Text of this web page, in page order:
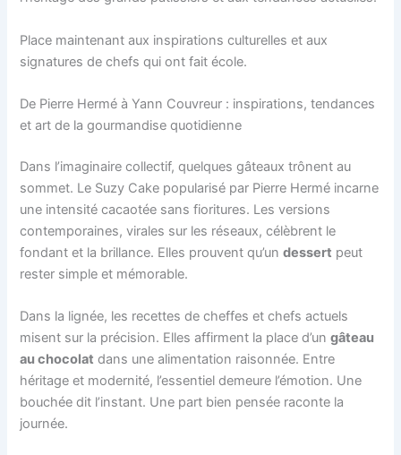
Place maintenant aux inspirations culturelles et aux
signatures de chefs qui ont fait école.
De Pierre Hermé à Yann Couvreur : inspirations, tendances
et art de la gourmandise quotidienne
Dans l’imaginaire collectif, quelques gâteaux trônent au
sommet. Le Suzy Cake popularisé par Pierre Hermé incarne
une intensité cacaotée sans fioritures. Les versions
contemporaines, virales sur les réseaux, célèbrent le
fondant et la brillance. Elles prouvent qu’undessert peut
rester simple et mémorable.
Dans la lignée, les recettes de cheffes et chefs actuels
misent sur la précision. Elles affirment la place d’ungâteau
au chocolat dans une alimentation raisonnée. Entre
héritage et modernité, l’essentiel demeure l’émotion. Une
bouchée dit l’instant. Une part bien pensée raconte la
journée.